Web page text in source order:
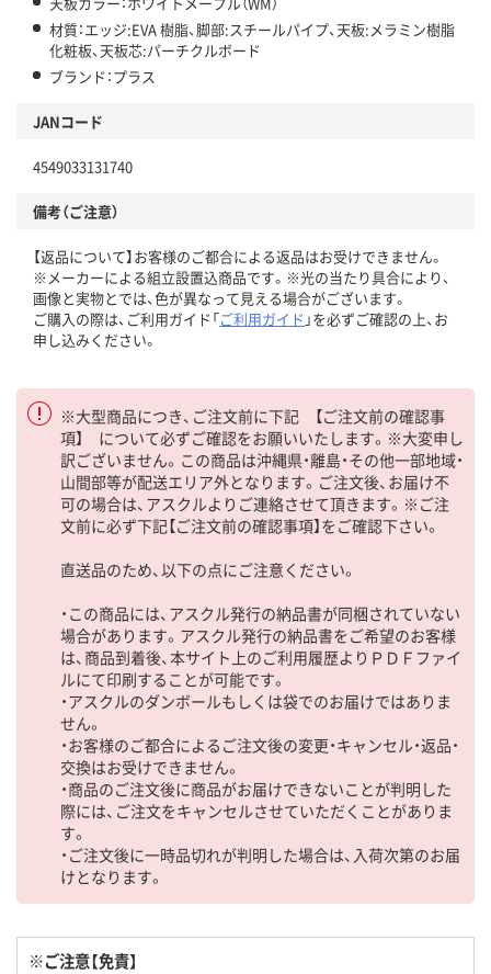
材質：エッジ:EVA 樹脂、脚部:スチールパイプ、天板:メラミン樹脂
化粧板、天板芯:パーチクルボード
ブランド：プラス
JANコード
4549033131740
備考（ご注意）
【返品について】お客様のご都合による返品はお受けできません。
※メーカーによる組立設置込商品です。※光の当たり具合により、
画像と実物とでは、色が異なって見える場合がございます。
ご購入の際は、ご利用ガイド「ご利用ガイド 」を必ずご確認の上、お
申し込みください。
※大型商品につき、ご注文前に下記 【ご注文前の確認事
項】 について必ずご確認をお願いいたします。※大変申し
訳ございません。この商品は沖縄県・離島・その他一部地域・
山間部等が配送エリア外となります。ご注文後、お届け不
可の場合は、アスクルよりご連絡させて頂きます。※ご注
文前に必ず下記【ご注文前の確認事項】をご確認下さい。
直送品のため、以下の点にご注意ください。
・この商品には、アスクル発行の納品書が同梱されていない
場合があります。アスクル発行の納品書をご希望のお客様
は、商品到着後、本サイト上のご利用履歴よりＰＤＦファイ
ルにて印刷することが可能です。
・アスクルのダンボールもしくは袋でのお届けではありま
せん。
・お客様のご都合によるご注文後の変更・キャンセル・返品・
交換はお受けできません。
・商品のご注文後に商品がお届けできないことが判明した
際には、ご注文をキャンセルさせていただくことがありま
す。
・ご注文後に一時品切れが判明した場合は、入荷次第のお届
けとなります。
※ご注意【免責】